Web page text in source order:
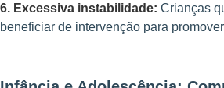
6. Excessiva instabilidade: Crianças
beneficiar de intervenção para